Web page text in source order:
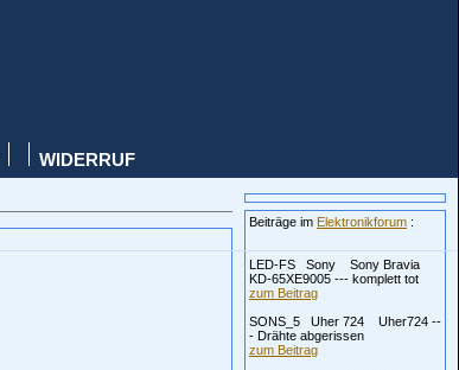
WIDERRUF
Beiträge im Elektronikforum :
LED-FS Sony Sony Bravia
KD-65XE9005 --- komplett tot
zum Beitrag
SONS_5 Uher 724 Uher724 --
- Drähte abgerissen
zum Beitrag